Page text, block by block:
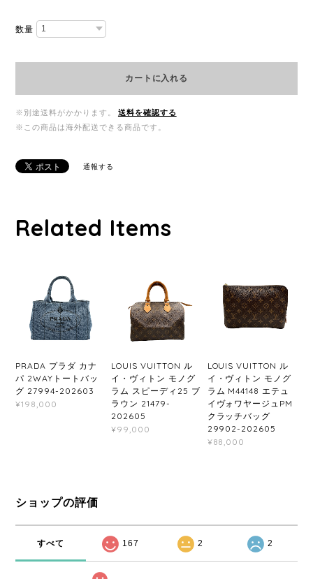
数量
カートに入れる
※別途送料がかかります。
送料を確認する
※この商品は海外配送できる商品です。
通報する
Related Items
PRADA プラダ カナ
パ 2WAYトートバッ
グ 27994-202603
¥198,000
LOUIS VUITTON ル
イ・ヴィトン モノグ
ラム スピーディ25 ブ
ラウン 21479-
202605
¥99,000
LOUIS VUITTON ル
イ・ヴィトン モノグ
ラム M44148 エテュ
イヴォワヤージュPM
クラッチバッグ
29902-202605
¥88,000
ショップの評価
すべて 167 2 2